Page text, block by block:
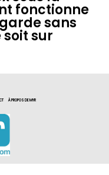
fonctionne
sans
sur
À PROPOS DE MYR